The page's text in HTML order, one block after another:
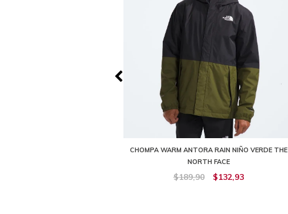
CHOMPA WARM ANTORA RAIN NIÑO VERDE THE
NORTH FACE
$189,90 $132,93